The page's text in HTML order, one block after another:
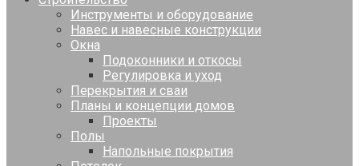
Инструменты и оборудование
Навес и навесные конструкции
Окна
Подоконники и откосы
Регулировка и уход
Перекрытия и сваи
Планы и концепции домов
Проекты
Полы
Напольные покрытия